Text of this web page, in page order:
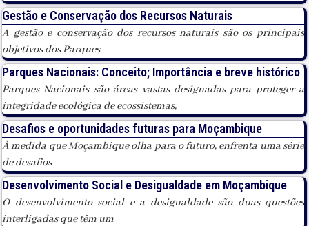
Gestão e Conservação dos Recursos Naturais
A gestão e conservação dos recursos naturais são os principais
objetivos dos Parques
Parques Nacionais: Conceito; Importância e breve histórico
Parques Nacionais são áreas vastas designadas para proteger a
integridade ecológica de ecossistemas,
Desafios e oportunidades futuras para Moçambique
À medida que Moçambique olha para o futuro, enfrenta uma série
de desafios
Desenvolvimento Social e Desigualdade em Moçambique
O desenvolvimento social e a desigualdade são duas questões
interligadas que têm um